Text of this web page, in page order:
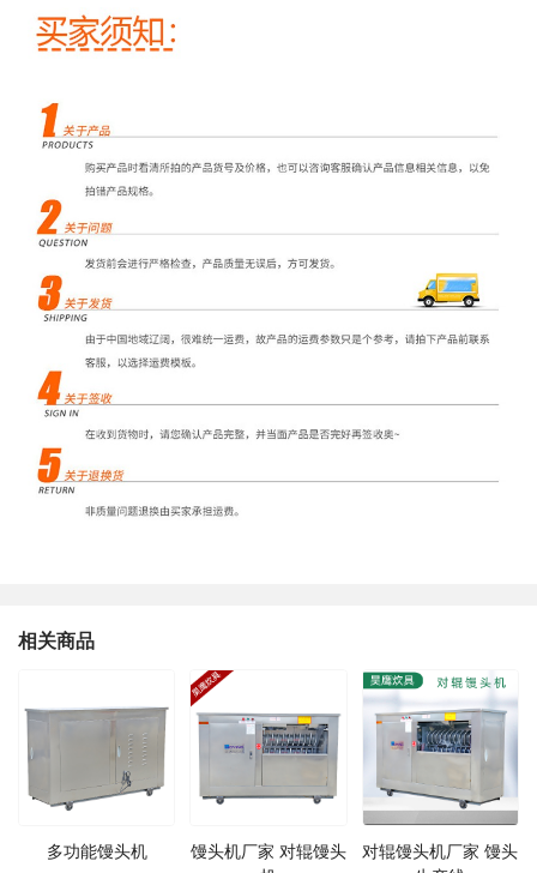
相关商品
多功能馒头机
馒头机厂家 对辊馒头
对辊馒头机厂家 馒头